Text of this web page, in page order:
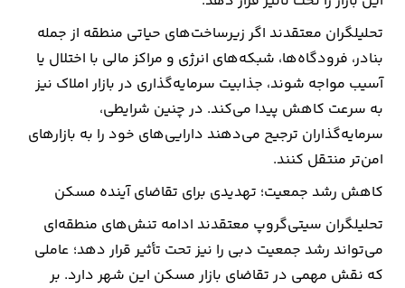
تحلیلگران معتقدند اگر زیرساخت‌های حیاتی منطقه از جمله
بنادر، فرودگاه‌ها، شبکه‌های انرژی و مراکز مالی با اختلال یا
آسیب مواجه شوند، جذابیت سرمایه‌گذاری در بازار املاک نیز
به سرعت کاهش پیدا می‌کند. در چنین شرایطی،
سرمایه‌گذاران ترجیح می‌دهند دارایی‌های خود را به بازارهای
امن‌تر منتقل کنند.
کاهش رشد جمعیت؛ تهدیدی برای تقاضای آینده مسکن
تحلیلگران سیتی‌گروپ معتقدند ادامه تنش‌های منطقه‌ای
می‌تواند رشد جمعیت دبی را نیز تحت تأثیر قرار دهد؛ عاملی
که نقش مهمی در تقاضای بازار مسکن این شهر دارد. بر